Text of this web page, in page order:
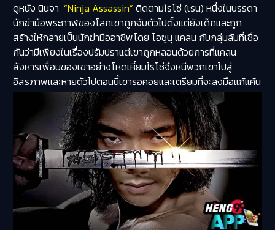
ดูหนัง นินจา “Ninja Assassin” ติดตามไรโซ่ (เรน) หนึ่งในบรรดา
นักฆ่ามือพระกาฬของโลกเขาถูกจับตัวไปตั้งแต่ยังเด็กและถูก
สร้างให้กลายเป็นนักฆ่ามืออาชีพโดย โอซูนุ แคลน กับกลุ่มลับที่เชื่อ
กันว่ามีเพียงในเรื่องปรัมปราแต่เขาถูกหลอนด้วยการที่แคลน
สังหารเพื่อนของเขาอย่างโหดเหี้ยมไรโซ่จึงหนีพวกเขาไปสู่
อิสรภาพและหายตัวไปตอนนี้เขารอคอยและเตรียมที่จะลงมือแก้แค้น